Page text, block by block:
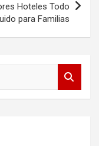
Hoteles Todo
para Familias